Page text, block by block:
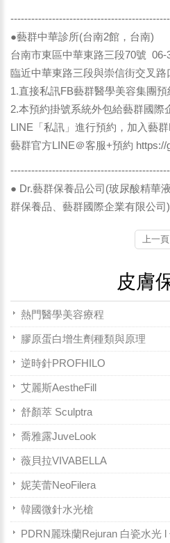
●藝群中華診所(台南2館，台南)
台南市東區中華東路三段70號 06-
臨近中華東路三段與崇信街交叉路
1.直接私訊FB藝群醫學美容集團預
2.本預約掛號系統外包給藝群國際
LINE「私訊」進行預約，加入藝
藝群官方LINE＠客服+預約 https://
● Dr.藝群保養品公司(玻尿酸精華
群保養品、藝群國際企業有限公司)
上一頁
皮膚
熱門醫學美容療程
膠原蛋白增生劑種類與原理
逆時針PROFHILO
艾麗斯AestheFill
舒顏萃 Sculptra
喬雅露JuveLook
薇貝拉VIVABELLA
妮芙蕾NeoFilera
韓國微針水光槍
PDRN麗珠蘭Rejuran 白瓷水光 l